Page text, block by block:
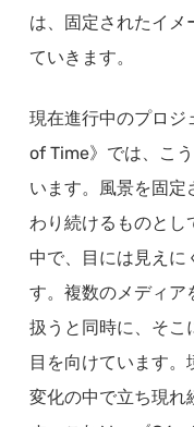
は、固定されたイメ
ていきます。
現在進行中のプロ
of Time》では、こ
います。風景を固定
わり続けるものとし
中で、目には見えに
す。複数のメディア
扱うと同時に、そこ
目を向けています。
変化の中で立ち現れ